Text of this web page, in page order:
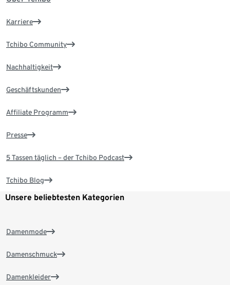
Karriere
Tchibo Community
Nachhaltigkeit
Geschäftskunden
Affiliate Programm
Presse
5 Tassen täglich – der Tchibo Podcast
Tchibo Blog
Unsere beliebtesten Kategorien
Damenmode
Damenschmuck
Damenkleider